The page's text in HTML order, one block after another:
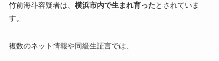
竹前海斗容疑者は、 横浜市内で生まれ育ったとされていま
す。
複数のネット情報や同級生証言では、